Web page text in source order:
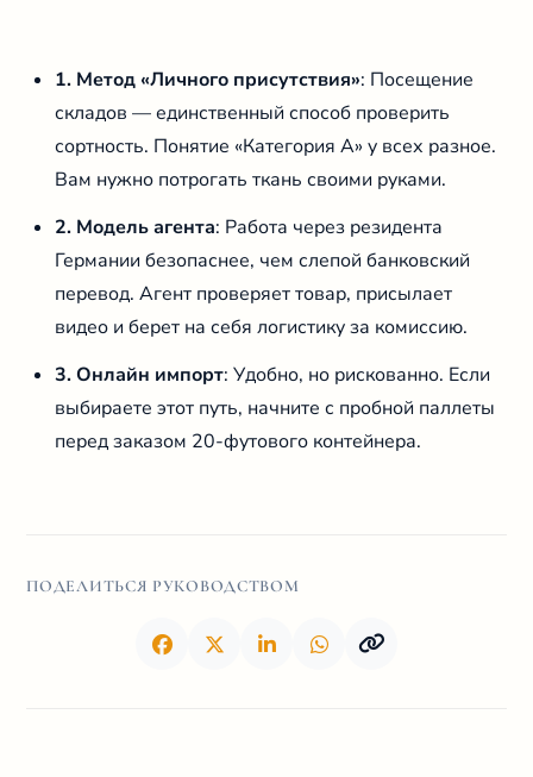
1. Метод «Личного присутствия»: Посещение
складов — единственный способ проверить
сортность. Понятие «Категория А» у всех разное.
Вам нужно потрогать ткань своими руками.
2. Модель агента: Работа через резидента
Германии безопаснее, чем слепой банковский
перевод. Агент проверяет товар, присылает
видео и берет на себя логистику за комиссию.
3. Онлайн импорт: Удобно, но рискованно. Если
выбираете этот путь, начните с пробной паллеты
перед заказом 20-футового контейнера.
ПОДЕЛИТЬСЯ РУКОВОДСТВОМ